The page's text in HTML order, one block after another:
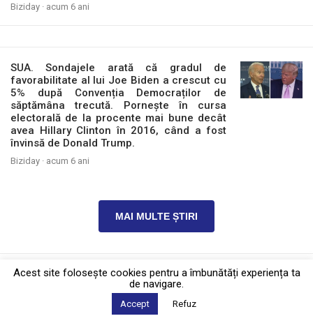
Biziday · acum 6 ani
SUA. Sondajele arată că gradul de
favorabilitate al lui Joe Biden a crescut cu
5% după Convenția Democraților de
săptămâna trecută. Pornește în cursa
electorală de la procente mai bune decât
avea Hillary Clinton în 2016, când a fost
învinsă de Donald Trump.
Biziday · acum 6 ani
MAI MULTE ȘTIRI
Politica de confidențialitate·Contact
2026 © Biziday
Acest site foloseşte cookies pentru a îmbunătăți experiența ta
de navigare.
Accept Refuz